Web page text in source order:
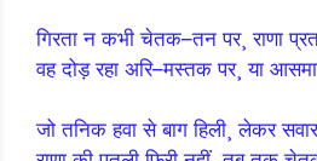
गिरता न कभी चेतक–तन पर¸ राणा
वह दोड़ रहा अरि–मस्तक पर¸ या
जो तनिक हवा से बाग हिली¸ लेकर